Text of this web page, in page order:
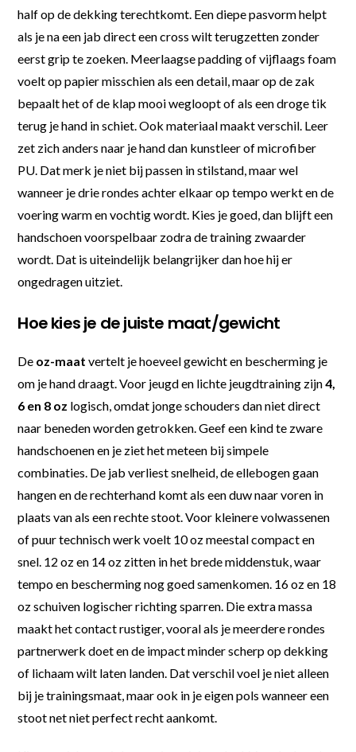
half op de dekking terechtkomt. Een diepe pasvorm helpt
als je na een jab direct een cross wilt terugzetten zonder
eerst grip te zoeken. Meerlaagse padding of vijflaags foam
voelt op papier misschien als een detail, maar op de zak
bepaalt het of de klap mooi wegloopt of als een droge tik
terug je hand in schiet. Ook materiaal maakt verschil. Leer
zet zich anders naar je hand dan kunstleer of microfiber
PU. Dat merk je niet bij passen in stilstand, maar wel
wanneer je drie rondes achter elkaar op tempo werkt en de
voering warm en vochtig wordt. Kies je goed, dan blijft een
handschoen voorspelbaar zodra de training zwaarder
wordt. Dat is uiteindelijk belangrijker dan hoe hij er
ongedragen uitziet.
Hoe kies je de juiste maat/gewicht
De oz-maat vertelt je hoeveel gewicht en bescherming je
om je hand draagt. Voor jeugd en lichte jeugdtraining zijn4,
6 en 8 oz logisch, omdat jonge schouders dan niet direct
naar beneden worden getrokken. Geef een kind te zware
handschoenen en je ziet het meteen bij simpele
combinaties. De jab verliest snelheid, de ellebogen gaan
hangen en de rechterhand komt als een duw naar voren in
plaats van als een rechte stoot. Voor kleinere volwassenen
of puur technisch werk voelt 10 oz meestal compact en
snel. 12 oz en 14 oz zitten in het brede middenstuk, waar
tempo en bescherming nog goed samenkomen. 16 oz en 18
oz schuiven logischer richting sparren. Die extra massa
maakt het contact rustiger, vooral als je meerdere rondes
partnerwerk doet en de impact minder scherp op dekking
of lichaam wilt laten landen. Dat verschil voel je niet alleen
bij je trainingsmaat, maar ook in je eigen pols wanneer een
stoot net niet perfect recht aankomt.